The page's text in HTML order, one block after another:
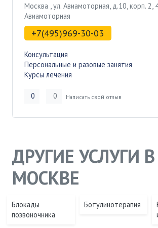
Москва ул. Авиамоторная, д.10, корп. 2,
Авиамоторная
+7(495)969-30-03
Консультация
Персональные и разовые занятия
Курсы лечения
0 0 Написать свой отзыв
ДРУГИЕ УСЛУГИ В
МОСКВЕ
Блокады
позвоночника
Ботулинотерапия